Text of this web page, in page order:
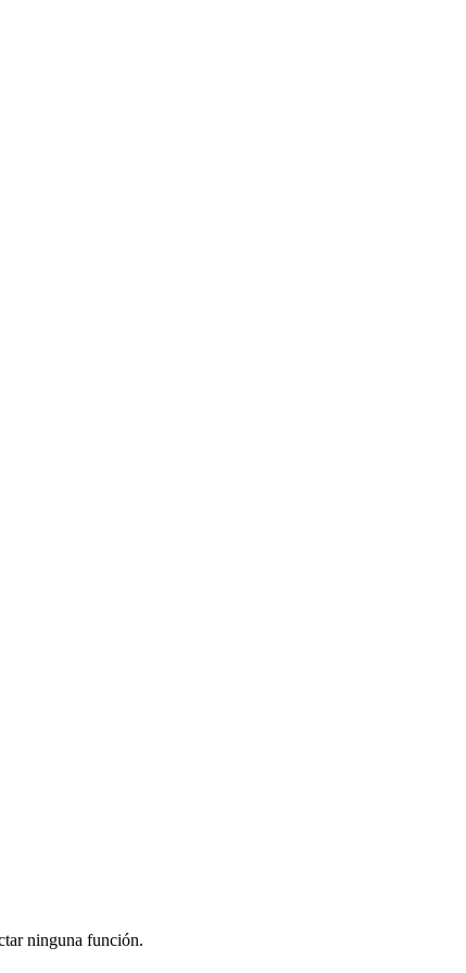
ninguna función.